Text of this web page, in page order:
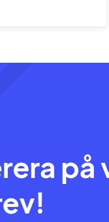
på